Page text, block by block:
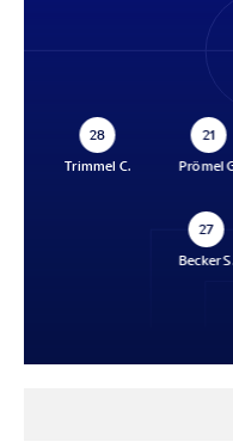
28
Trimmel C.
21
Prömel
27
Becker